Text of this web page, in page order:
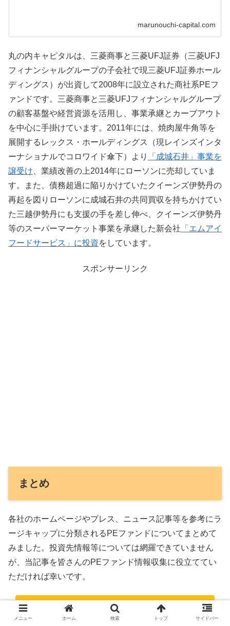
marunouchi-capital.com
丸の内キャピタルは、三菱商事と三菱UFJ証券（三菱UFJ
フィナンシャルグループの子会社で現三菱UFJ証券ホール
ディングス）が出資して2008年に設立された商社系PEフ
ァンドです。三菱商事と三菱UFJフィナンシャルグループ
の顧客基盤や経営資源を活用し、事業承継とカーブアウト
を中心に手掛けています。2011年には、焼肉屋牛角等を
展開するレックス・ホールディングス（現レインズインタ
ーナショナルでコロワイド傘下）より
「成城石井」事業を
譲受け 、業績改善の上2014年にローソンに売却していま
す。また、債務超過に陥りかけていたクイーンズ伊勢丹の
再起を図りローソンに成城石井の共同買収を持ちかけてい
た三越伊勢丹にも支援の手を差し伸べ、クイーンズ伊勢丹
等のスーパーマーケット事業を承継した新会社 「エムアイ
フードサービス」に投資をしています。
スポンサーリンク
まとめ
各社のホームページやプレス、ニュース記事等を参考にラ
ージキャップに分類されるPEファンドについてまとめて
みました。投資先情報等については網羅できていません
が、当記事を皆さんのPEファンド情報収集に役立ててい
ただければ幸いです。
ファンドまとめページへ戻る
メニュー ホーム 検索 トップ サイドバー